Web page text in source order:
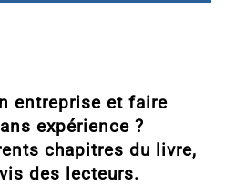
entreprise et faire
expérience ?
chapitres du livre,
des lecteurs.